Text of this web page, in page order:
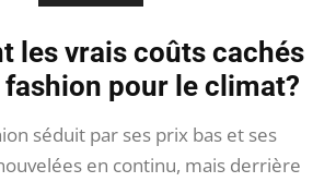
les vrais coûts cachés
pour le climat?
séduit par ses prix bas et ses
en continu, mais derrière